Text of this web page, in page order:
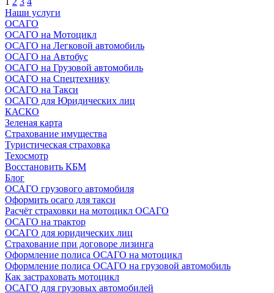
Наши услуги
ОСАГО
ОСАГО на Мотоцикл
ОСАГО на Легковой автомобиль
ОСАГО на Автобус
ОСАГО на Грузовой автомобиль
ОСАГО на Спецтехнику
ОСАГО на Такси
ОСАГО для Юридических лиц
КАСКО
Зеленая карта
Страхование имущества
Туристическая страховка
Техосмотр
Восстановить КБМ
Блог
ОСАГО грузового автомобиля
Оформить осаго для такси
Расчёт страховки на мотоцикл ОСАГО
ОСАГО на трактор
ОСАГО для юридических лиц
Страхование при договоре лизинга
Оформление полиса ОСАГО на мотоцикл
Оформление полиса ОСАГО на грузовой автомобиль
Как застраховать мотоцикл
ОСАГО для грузовых автомобилей